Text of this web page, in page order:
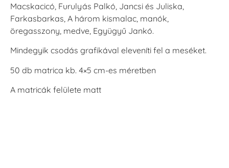
Macskacicó, Furulyás Palkó, Jancsi és Juliska,
Farkasbarkas, A három kismalac, manók,
öregasszony, medve, Együgyű Jankó.
Mindegyik csodás grafikával eleveníti fel a meséket.
50 db matrica kb. 4×5 cm-es méretben
A matricák felülete matt